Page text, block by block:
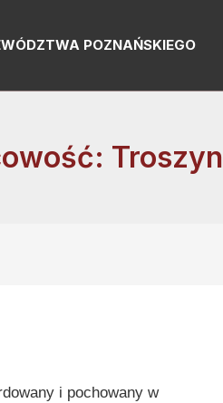
POZNAŃSKIEGO
Troszyn
i pochowany w